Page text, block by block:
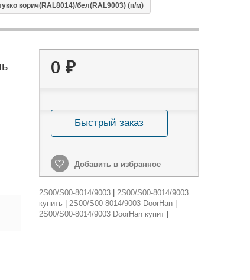
корич(RAL8014)/бел(RAL9003) (п/м)
0 ₽
Быстрый заказ
Добавить в избранное
2S00/S00-8014/9003| 2S00/S00-8014/9003
купить
2S00/S00-8014/9003 DoorHan|
2S00/S00-8014/9003 DoorHan купит|